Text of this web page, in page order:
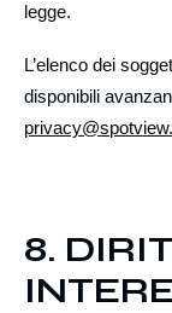
legge.
L’elenco dei
disponibili
8.